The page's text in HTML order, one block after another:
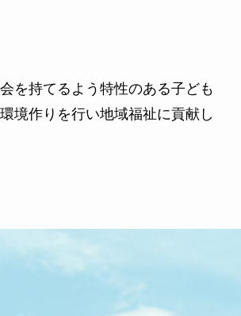
を持てるよう特性のある子ども
境作りを行い地域福祉に貢献し